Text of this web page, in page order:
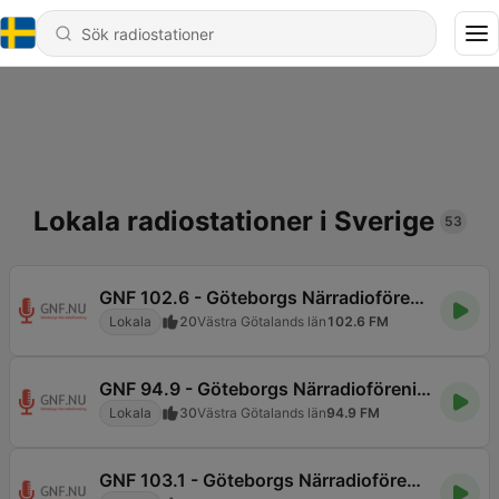
Lokala radiostationer i Sverige 53
GNF 102.6 - Göteborgs Närradioförening
Lokala 20Västra Götalands län 102.6 FM
GNF 94.9 - Göteborgs Närradioförening
Lokala 30Västra Götalands län94.9 FM
GNF 103.1 - Göteborgs Närradioförening